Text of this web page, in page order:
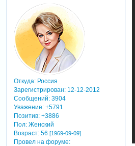
Откуда:Россия
Зарегистрирован: 12-12-2012
Сообщений:3904
Уважение: +5791
Позитив: +3886
Пол:Женский
Возраст:56 [1969-09-09]
Провел на форуме: